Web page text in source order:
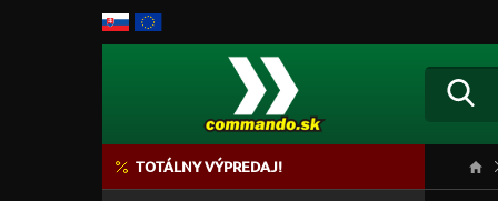
TOTÁLNY VÝPREDAJ!